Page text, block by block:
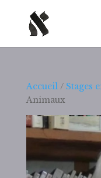
Accueil/ Stages
Animaux